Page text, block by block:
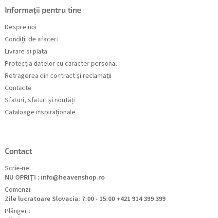
Informații pentru tine
Despre noi
Condiții de afaceri
Livrare si plata
Protecția datelor cu caracter personal
Retragerea din contract și reclamații
Contacte
Sfaturi, sfaturi și noutăți
Cataloage inspiraționale
Contact
Scrie-ne:
NU OPRIȚI : info@heavenshop.ro
Comenzi:
Zile lucratoare Slovacia: 7:00 - 15:00 +421 914 399 399
Plângeri: